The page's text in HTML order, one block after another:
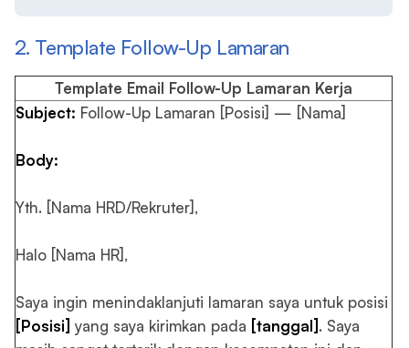
2. Template Follow-Up Lamaran
Template Email Follow-Up Lamaran Kerja
Subject: Follow-Up Lamaran [Posisi] — [Nama]
Body:
Yth. [Nama HRD/Rekruter],
Halo [Nama HR],
Saya ingin menindaklanjuti lamaran saya untuk posisi
[Posisi] yang saya kirimkan pada [tanggal]. Saya